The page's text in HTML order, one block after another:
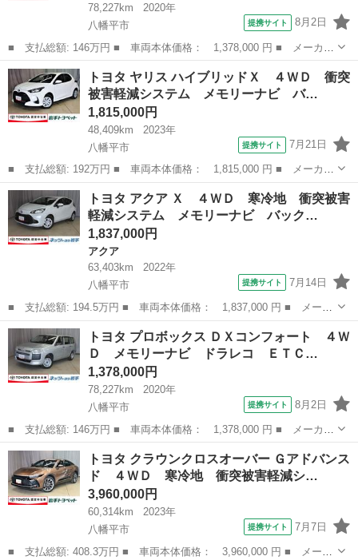
78,227km
2020年
八幡平市
提携サイト 8月2日
■ 支払総額: 146万円 ■ 車両本体価格： 1,378,000 円 ■ メーカー
名： トヨタ ■ 車種名： プロボックス ■ グレード名： ＤＸコ
ンフォート ４ＷＤ メモリーナビ ドラレコ ＥＴＣ キーレス
横滑り防止...
岩手 八幡平市 トヨタ
トヨタ ヤリス ハイブリッドＸ ４ＷＤ 衝突
被害軽減システム メモリーナビ バ…
1,815,000円
48,409km
2023年
八幡平市
提携サイト 7月21日
■ 支払総額: 192万円 ■ 車両本体価格： 1,815,000 円 ■ メーカー
名： トヨタ ■ 車種名： ヤリス ■ グレード名： ハイブリッド
Ｘ ４ＷＤ 衝突被害軽減システム メモリーナビ バックカメラ
スマートキ...
岩手 八幡平市 トヨタ
トヨタ アクア Ｘ ４ＷＤ 寒冷地 衝突被害
軽減システム メモリーナビ バック…
1,837,000円
アクア
63,403km
2022年
八幡平市
提携サイト 7月14日
■ 支払総額: 194.5万円 ■ 車両本体価格： 1,837,000 円 ■ メーカ
ー名： トヨタ ■ 車種名： アクア ■ グレード名： Ｘ ４Ｗ
Ｄ 寒冷地 衝突被害軽減システム メモリーナビ バックカメラ
ＬＥＤヘッ...
岩手 八幡平市 アクア
トヨタ プロボックス ＤＸコンフォート ４Ｗ
Ｄ メモリーナビ ドラレコ ＥＴＣ…
1,378,000円
78,227km
2020年
八幡平市
提携サイト 8月2日
■ 支払総額: 146万円 ■ 車両本体価格： 1,378,000 円 ■ メーカー
名： トヨタ ■ 車種名： プロボックス ■ グレード名： ＤＸコ
ンフォート ４ＷＤ メモリーナビ ドラレコ ＥＴＣ キーレス
横滑り防止...
岩手 八幡平市 トヨタ
トヨタ クラウンクロスオーバー Ｇアドバンス
ド ４ＷＤ 寒冷地 衝突被害軽減シ…
3,960,000円
60,314km
2023年
八幡平市
提携サイト 7月7日
■ 支払総額: 408.3万円 ■ 車両本体価格： 3,960,000 円 ■ メーカ